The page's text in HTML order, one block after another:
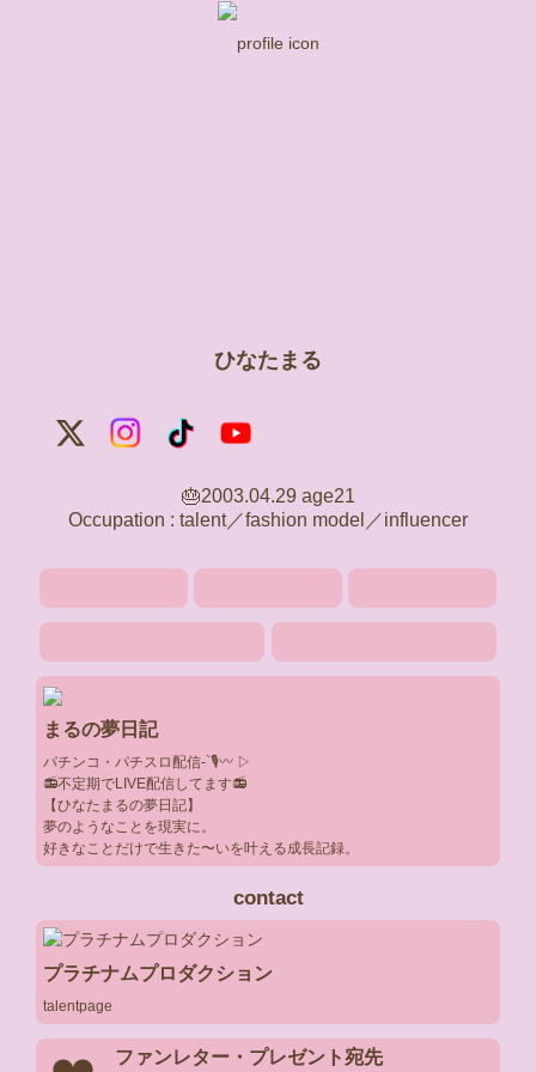
ひなたまる
🎂2003.04.29 age21
Occupation : talent／fashion model／influencer
まるの夢日記
パチンコ・パチスロ配信-`🎙〰️ ▷
📻不定期でLIVE配信してます📻
【ひなたまるの夢日記】
夢のようなことを現実に。
好きなことだけで生きた〜いを叶える成長記録。
contact
プラチナムプロダクション
talentpage
ファンレター・プレゼント宛先